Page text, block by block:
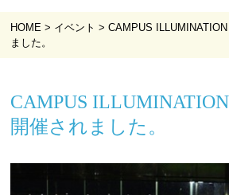
HOME > イベント >CAMPUS
ました。
CAMPUS
開催されました。